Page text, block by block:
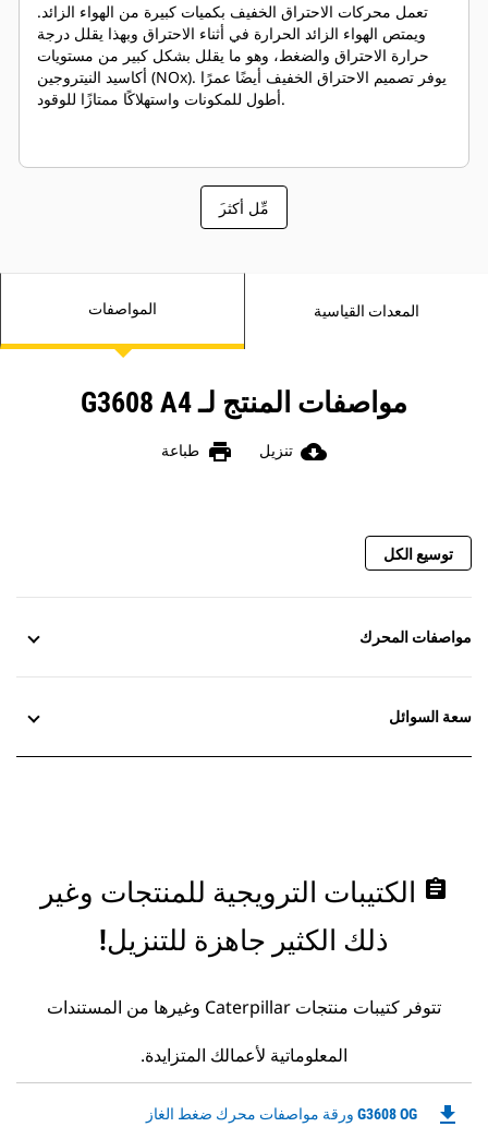
تعمل محركات الاحتراق الخفيف بكميات كبيرة من الهواء الزائد.
ويمتص الهواء الزائد الحرارة في أثناء الاحتراق وبهذا يقلل درجة
حرارة الاحتراق والضغط، وهو ما يقلل بشكل كبير من مستويات
أكاسيد النيتروجين (NOx). يوفر تصميم الاحتراق الخفيف أيضًا عمرًا
أطول للمكونات واستهلاكًا ممتازًا للوقود.
َمِّل أكثر
المواصفات المعدات القياسية
مواصفات المنتج لـ G3608 A4
cloud_download تنزيل print طباعة
توسيع الكل
مواصفات المحرك
سعة السوائل
assignment الكتيبات الترويجية للمنتجات وغير
ذلك الكثير جاهزة للتنزيل!
تتوفر كتيبات منتجات Caterpillar وغيرها من المستندات
المعلوماتية لأعمالك المتزايدة.
G3608 OG ورقة مواصفات محرك ضغط الغاز
Downloadable
file_download